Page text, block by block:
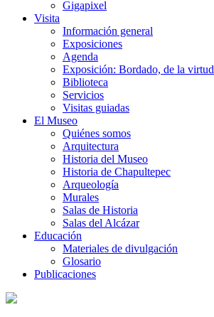
Gigapixel
Visita
Información general
Exposiciones
Agenda
Exposición: Bordado, de la virtud
Biblioteca
Servicios
Visitas guiadas
El Museo
Quiénes somos
Arquitectura
Historia del Museo
Historia de Chapultepec
Arqueología
Murales
Salas de Historia
Salas del Alcázar
Educación
Materiales de divulgación
Glosario
Publicaciones